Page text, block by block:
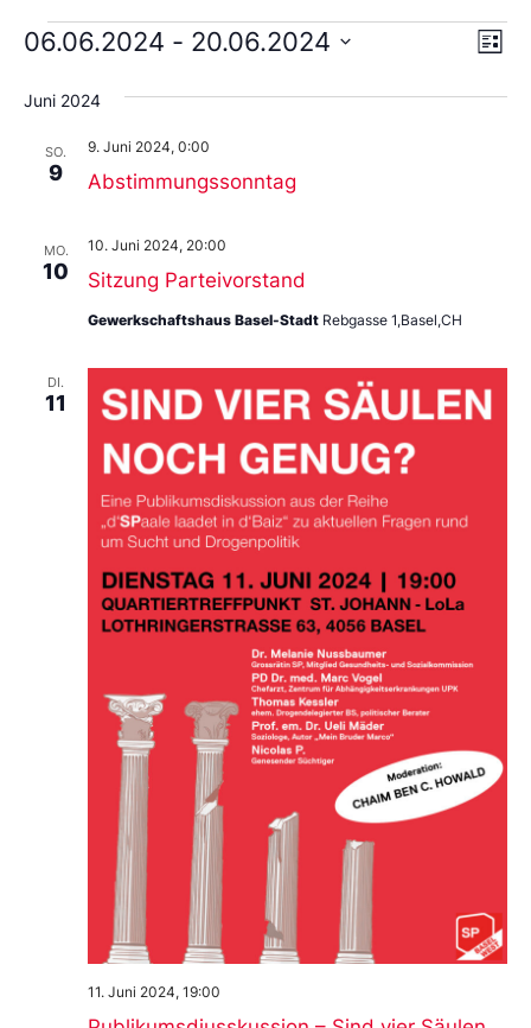
Liste
06.06.2024 - 20.06.2024
Sie
das
aus.
Juni 2024
SO.
9 Abstimmungssonntag
9. Juni 2024, 0:00
MO.
10 Sitzung Parteivorstand
10. Juni 2024, 20:00
Gewerkschaftshaus Basel-Stadt Rebgasse 1,Basel,CH
DI.
11
11. Juni 2024, 19:00